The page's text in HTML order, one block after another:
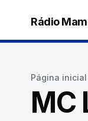
Rádio
Página inicial
MC